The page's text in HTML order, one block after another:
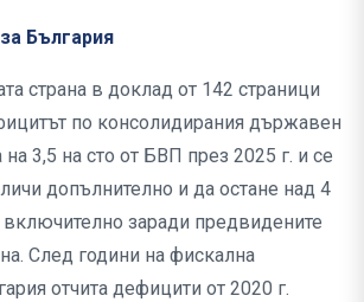
България
страна в доклад от 142 страници
по консолидирания държавен
3,5 на сто от БВП през 2025 г. и се
допълнително и да остане над 4
включително заради предвидените
След години на фискална
отчита дефицити от 2020 г.